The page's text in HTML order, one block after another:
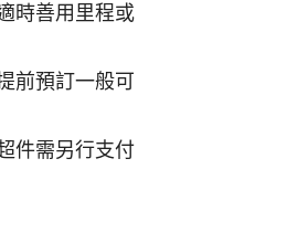
時善用里程或
前預訂一般可
件需另行支付